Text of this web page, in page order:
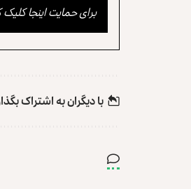
برای حمایت اینجا کلیک
با دیگران به‌‌ اشتراک